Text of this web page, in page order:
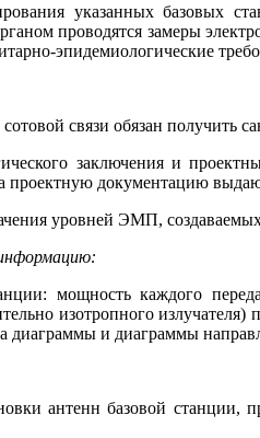
указанных базовых
проводятся замеры
эпидемиологические
связи обязан
заключения и
документацию
уровней ЭМП,
мощность каждого
изотропного
и диаграммы
антенн базовой станции,